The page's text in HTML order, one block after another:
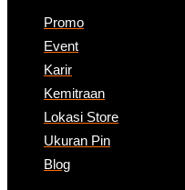
Promo
Event
Karir
Kemitraan
Lokasi Store
Ukuran Pin
Blog